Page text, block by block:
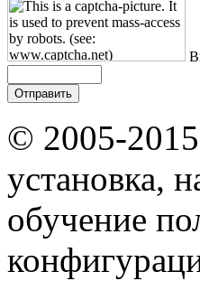
© 2005-
установка,
обучение